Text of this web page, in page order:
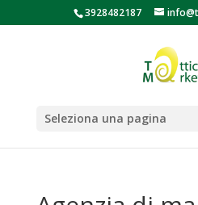
3928482187
Seleziona una pagina